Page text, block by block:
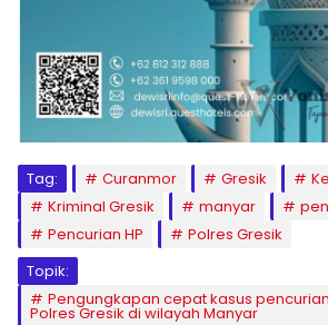
Tag: Curanmor Gresik
Kriminal Gresik
manyar
Pencurian HP
Polres Gresik
Topik:
Pengungkapan cepat kasus
Polres Gresik di wilayah Manyar